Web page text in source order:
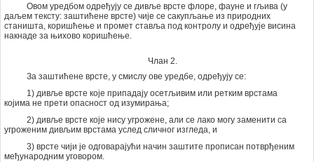
Овом уредбом одређују се дивље врсте флоре, фауне и гљива (у
даљем тексту: заштићене врсте) чије се сакупљање из природних
станишта, коришћење и промет ставља под контролу и одређује висина
накнаде за њихово коришћење.
Члан 2.
За заштићене врсте, у смислу ове уредбе, одређују се:
1) дивље врсте које припадају осетљивим или ретким врстама
којима не прети опасност од изумирања;
2) дивље врсте које нису угрожене, али се лако могу заменити са
угроженим дивљим врстама услед сличног изгледа, и
3) врсте чији је одговарајући начин заштите прописан потврђеним
међународним уговором.